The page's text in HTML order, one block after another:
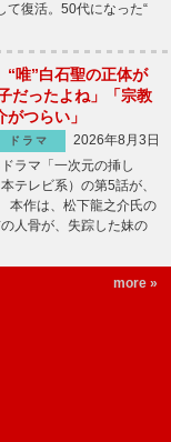
て復活。50代になった“
“唯”白石聖の正体が
だったよね」「宗教
つらい」
ドラマ
2026年8月3日
ラマ「一次元の挿し
テレビ系）の第5話が、
作は、松下龍之介氏の
人骨が、失踪した妹の
more »